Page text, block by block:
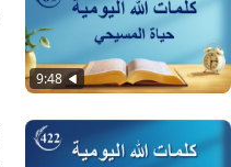
9:48